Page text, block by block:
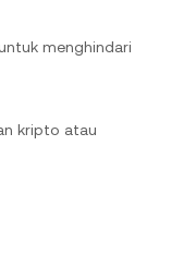
menghindari
kripto atau